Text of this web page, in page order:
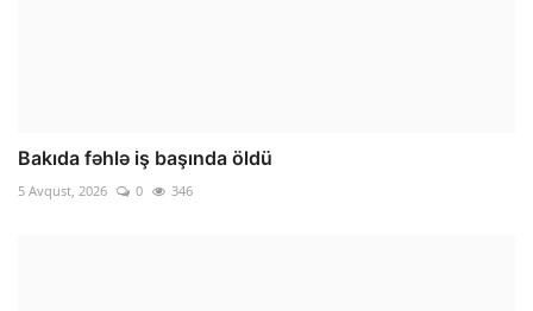
Bakıda fəhlə iş başında öldü
5 Avqust, 2026 0 346